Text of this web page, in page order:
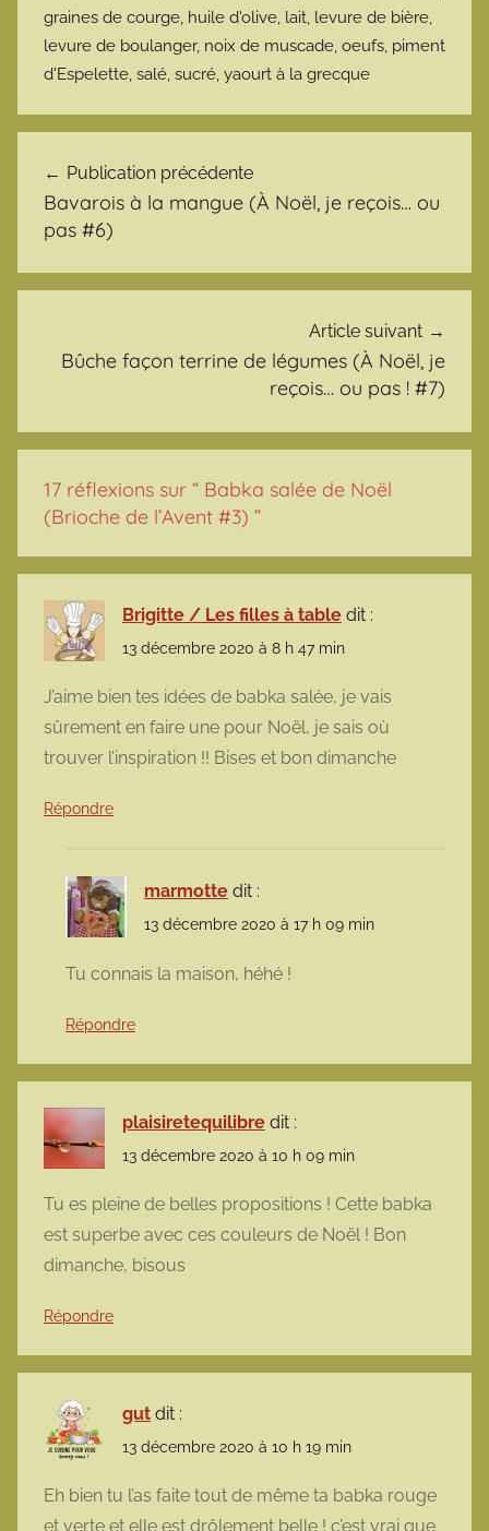
graines de courge, huile d'olive, lait, levure de bière,
levure de boulanger, noix de muscade, oeufs, piment
d'Espelette, salé, sucré, yaourt à la grecque
Publication précédente
Bavarois à la mangue (À Noël, je reçois… ou
pas #6)
Article suivant
Bûche façon terrine de légumes (À Noël, je
reçois… ou pas ! #7)
17 réflexions sur “ Babka salée de Noël
(Brioche de l’Avent #3) ”
Brigitte / Les filles à table dit :
13 décembre 2020 à 8 h 47 min
J’aime bien tes idées de babka salée, je vais
sûrement en faire une pour Noël, je sais où
trouver l’inspiration !! Bises et bon dimanche
Répondre
marmotte dit :
13 décembre 2020 à 17 h 09 min
Tu connais la maison, héhé !
Répondre
plaisiretequilibre dit :
13 décembre 2020 à 10 h 09 min
Tu es pleine de belles propositions ! Cette babka
est superbe avec ces couleurs de Noël ! Bon
dimanche, bisous
Répondre
gut dit :
13 décembre 2020 à 10 h 19 min
Eh bien tu l’as faite tout de même ta babka rouge
et verte et elle est drôlement belle ! c’est vrai que